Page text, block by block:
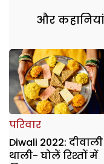
और
परिवार
Diwali 2022:
थाली- घोलें रिश्तों में